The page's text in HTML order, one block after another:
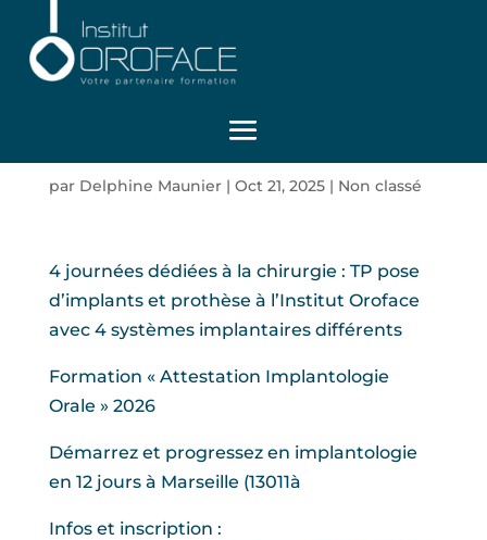
Journées chirurgie
Implantologie Partie.2
par Delphine Maunier| Oct 21, 2025| Non classé
4 journées dédiées à la chirurgie : TP pose
d’implants et prothèse à l’Institut Oroface
avec 4 systèmes implantaires différents
Formation « Attestation Implantologie
Orale » 2026
Démarrez et progressez en implantologie
en 12 jours à Marseille (13011à
Infos et inscription :